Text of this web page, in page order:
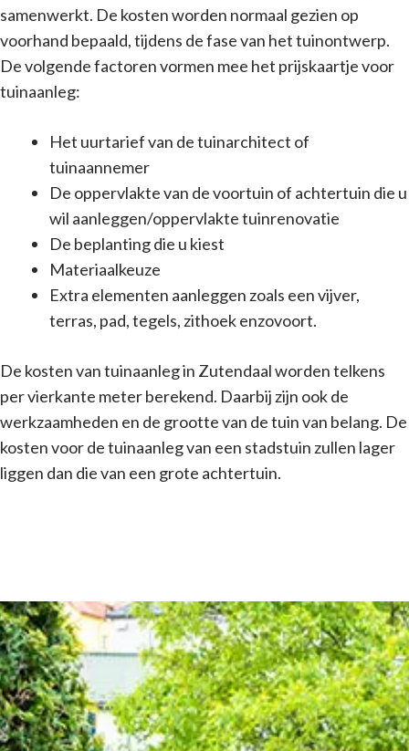
samenwerkt. De kosten worden normaal gezien op
voorhand bepaald, tijdens de fase van het tuinontwerp.
De volgende factoren vormen mee het prijskaartje voor
tuinaanleg:
Het uurtarief van de tuinarchitect of
tuinaannemer
De oppervlakte van de voortuin of achtertuin die u
wil aanleggen/oppervlakte tuinrenovatie
De beplanting die u kiest
Materiaalkeuze
Extra elementen aanleggen zoals een vijver,
terras, pad, tegels, zithoek enzovoort.
De kosten van tuinaanleg in Zutendaal worden telkens
per vierkante meter berekend. Daarbij zijn ook de
werkzaamheden en de grootte van de tuin van belang. De
kosten voor de tuinaanleg van een stadstuin zullen lager
liggen dan die van een grote achtertuin.